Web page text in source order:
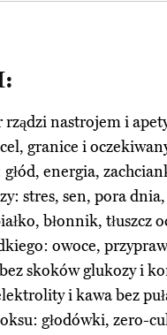
rządzi nastrojem i
granice i
energia,
stres, sen, pora
błonnik, tłuszcz
owoce,
skoków glukozy i
i kawa bez
głodówki, zero-